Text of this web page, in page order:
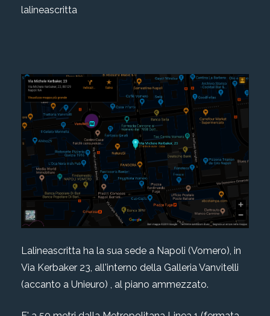
lalineascritta
Lalineascritta ha la sua sede a Napoli (Vomero), in
Via Kerbaker 23, all'interno della Galleria Vanvitelli
(accanto a Unieuro) , al piano ammezzato.